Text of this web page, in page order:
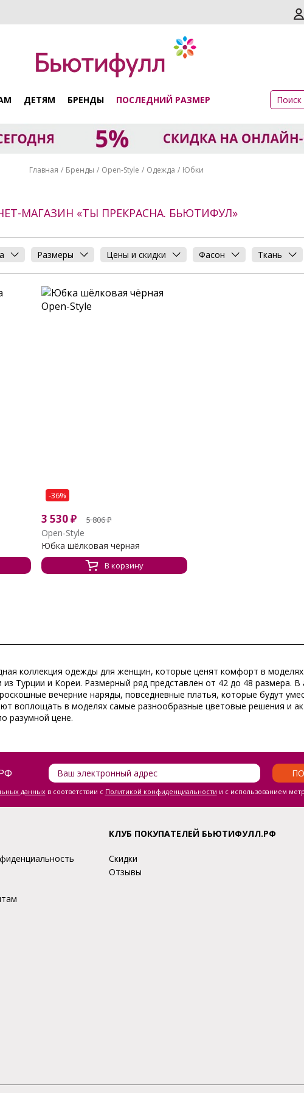
ДЕТЯМ БРЕНДЫ ПОСЛЕДНИЙ РАЗМЕР
Главная Бренды Open-Style Одежда Юбки
МАГАЗИН «ТЫ ПРЕКРАСНА. БЬЮТИФУЛ»
Размеры Цены и скидки Фасон Ткань
-36%
3 530₽ 5 806₽
Open-Style
Юбка шёлковая чёрная
В корзину
коллекция одежды для женщин, которые ценят комфорт в
из Турции и Кореи. Размерный ряд представлен от 42 до 48 размера.
вечерние наряды, повседневные платья, которые будут
воплощать в моделях самые разнообразные цветовые решения и
разумной цене.
данныхв соответствии с Политикой конфиденциальности и с использованием
КЛУБ ПОКУПАТЕЛЕЙ БЬЮТИФУЛЛ.РФ
Скидки
Отзывы